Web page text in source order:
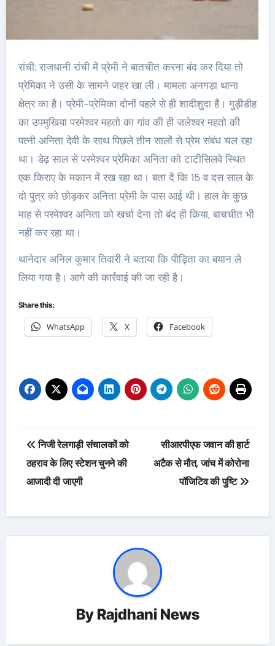
रांची: राजधानी रांची में प्रेमी ने बातचीत करना बंद कर दिया तो
प्रेमिका ने उसी के सामने जहर खा ली। मामला अनगड़ा थाना
क्षेत्र का है। प्रेमी-प्रेमिका दोनों पहले से ही शादीशुदा हैं। गुड़ीडीह
का उपमुखिया परमेश्वर महतो का गांव की ही जलेश्वर महतो की
पत्नी अनिता देवी के साथ पिछले तीन सालों से प्रेम संबंध चल रहा
था। डेढ़ साल से परमेश्वर प्रेमिका अनिता को टाटीसिलवे स्थित
एक किराए के मकान में रख रहा था। बता दें कि 15 व दस साल के
दो पुत्र को छोड़कर अनिता प्रेमी के पास आई थी। हाल के कुछ
माह से परमेश्वर अनिता को खर्चा देना तो बंद ही किया, बाचचीत भी
नहीं कर रहा था।
थानेदार अनिल कुमार तिवारी ने बताया कि पीड़िता का बयान ले
लिया गया है। आगे की कार्रवाई की जा रही है।
Share this:
WhatsApp X Facebook
Post
navigation
निजी रेलगाड़ी संचालकों को
ठहराव के लिए स्टेशन चुनने की
आजादी दी जाएगी
सीआरपीएफ जवान की हार्ट
अटैक से मौत, जांच में कोरोना
पॉजिटिव की पुष्टि
By Rajdhani News